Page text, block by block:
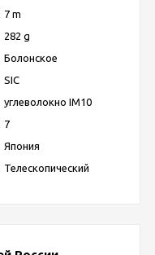
7 m
282 g
Болонское
SIC
углеволокно IM10
7
Япония
Телескопический